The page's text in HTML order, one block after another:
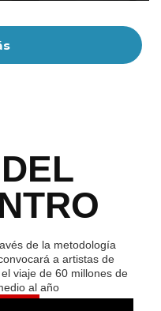
de la metodología
a artistas de
viaje de 60 millones de
al año